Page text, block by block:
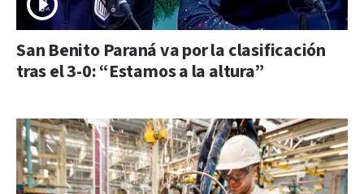
San Benito Paraná va por la clasificación
tras el 3-0: “Estamos a la altura”